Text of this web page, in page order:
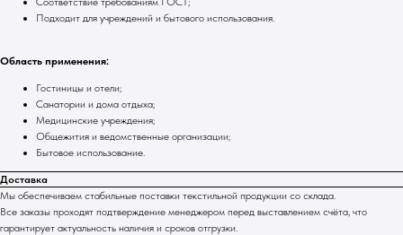
Подходит для учреждений и бытового использования.
Область применения:
Гостиницы и отели;
Санатории и дома отдыха;
Медицинские учреждения;
Общежития и ведомственные организации;
Бытовое использование.
Доставка
Мы обеспечиваем стабильные поставки текстильной продукции со склада.
Все заказы проходят подтверждение менеджером перед выставлением счёта, что
гарантирует актуальность наличия и сроков отгрузки.